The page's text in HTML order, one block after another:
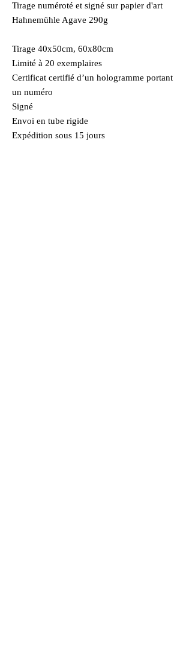
Tirage numéroté et signé sur papier d'art
Hahnemühle Agave 290g
Tirage 40x50cm, 60x80cm
Limité à 20 exemplaires
Certificat certifié d’un hologramme portant
un numéro
Signé
Envoi en tube rigide
Expédition sous 15 jours